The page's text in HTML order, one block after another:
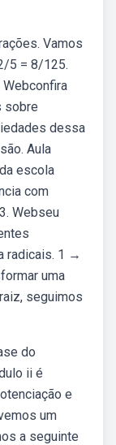
Vamos
5 = 8/125.
Webconfira
sobre
dessa
Aula
escola
com
Webseu
radicais. 1 →
uma
seguimos
do
ii é
e
um
a seguinte